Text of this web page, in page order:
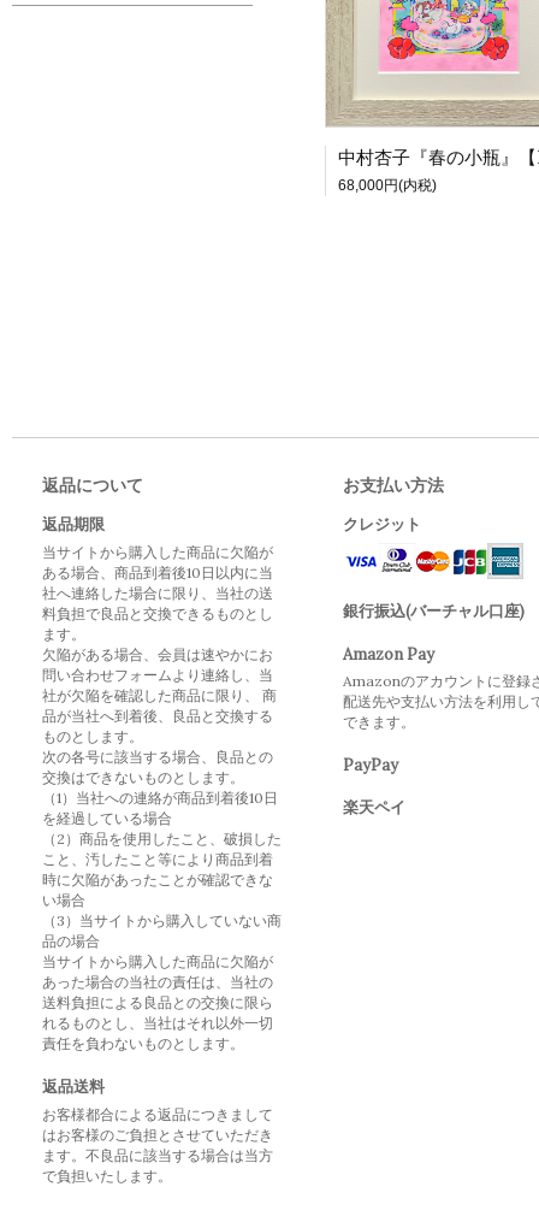
68,000円(内税)
返品について
返品期限
当サイトから購入した商品に欠陥が
ある場合、商品到着後10日以内に当
社へ連絡した場合に限り、当社の送
料負担で良品と交換できるものとし
ます。
欠陥がある場合、会員は速やかにお
問い合わせフォームより連絡し、当
社が欠陥を確認した商品に限り、 商
品が当社へ到着後、良品と交換する
ものとします。
次の各号に該当する場合、良品との
交換はできないものとします。
（1）当社への連絡が商品到着後10日
を経過している場合
（2）商品を使用したこと、破損した
こと、汚したこと等により商品到着
時に欠陥があったことが確認できな
い場合
（3）当サイトから購入していない商
品の場合
当サイトから購入した商品に欠陥が
あった場合の当社の責任は、当社の
送料負担による良品との交換に限ら
れるものとし、当社はそれ以外一切
責任を負わないものとします。
返品送料
お客様都合による返品につきまして
はお客様のご負担とさせていただき
ます。不良品に該当する場合は当方
で負担いたします。
お支払い方法
クレジット
銀行振込(バーチャル口座)
Amazon Pay
Amazonのアカウントに登録
配送先や支払い方法を利用し
できます。
PayPay
楽天ペイ